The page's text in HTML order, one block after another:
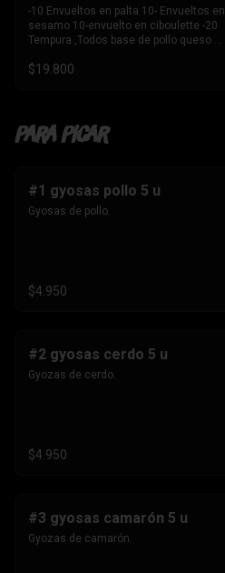
-10 Envuelto en queso crema, palmito,
palta.
-10 Tempura, kanikama y palta
cebollín.
-1 Bebida
    Coca Cola sin azúcar 1.5 ltros
-10 Envueltos en palta 10- Envueltos en
sesamo 10-envuelto en ciboulette -20
Tempura ,Todos base de pollo queso
$19.800
Para Picar
#1 gyosas pollo 5 u
Gyosas de pollo.
$4.950
#2 gyosas cerdo 5 u
Gyozas de cerdo.
$4.950
#3 gyosas camarón 5 u
Gyozas de camarón.